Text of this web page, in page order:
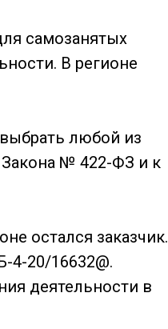
самозанятых
В регионе
любой из
Закона № 422-ФЗ и к
остался заказчик.
20/16632@.
деятельности в